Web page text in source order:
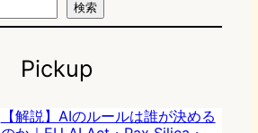
検索
Pickup
【解説】AIのルールは誰が決める